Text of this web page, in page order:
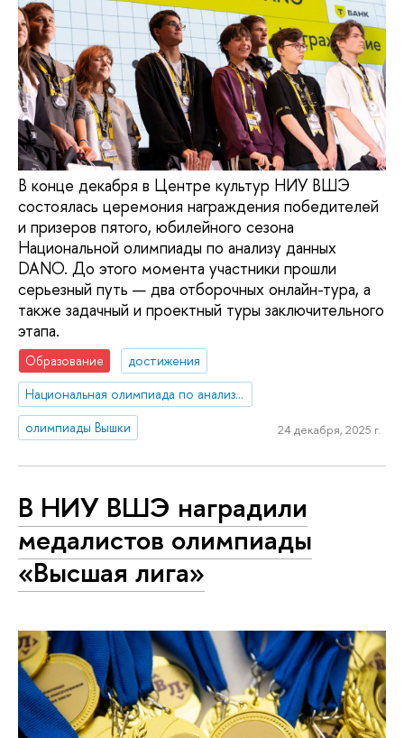
В конце декабря в Центре культур НИУ ВШЭ
состоялась церемония награждения победителей
и призеров пятого, юбилейного сезона
Национальной олимпиады по анализу данных
DANO. До этого момента участники прошли
серьезный путь — два отборочных онлайн-тура, а
также задачный и проектный туры заключительного
этапа.
Образование
достижения
Национальная олимпиада по анализу данных «DANO»
олимпиады Вышки
24 декабря, 2025 г.
В НИУ ВШЭ наградили
медалистов олимпиады
«Высшая лига»